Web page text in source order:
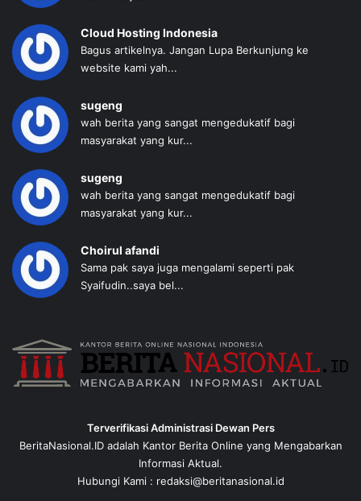
Cloud Hosting Indonesia
Bagus artikelnya. Jangan Lupa Berkunjung ke
website kami yah...
sugeng
wah berita yang sangat mengedukatif bagi
masyarakat yang kur...
sugeng
wah berita yang sangat mengedukatif bagi
masyarakat yang kur...
Choirul afandi
Sama pak saya juga mengalami seperti pak
Syaifudin..saya bel...
Terverifikasi Administrasi Dewan Pers
BeritaNasional.ID adalah Kantor Berita Online yang Mengabarkan
Informasi Aktual.
Hubungi Kami : redaksi@beritanasional.id